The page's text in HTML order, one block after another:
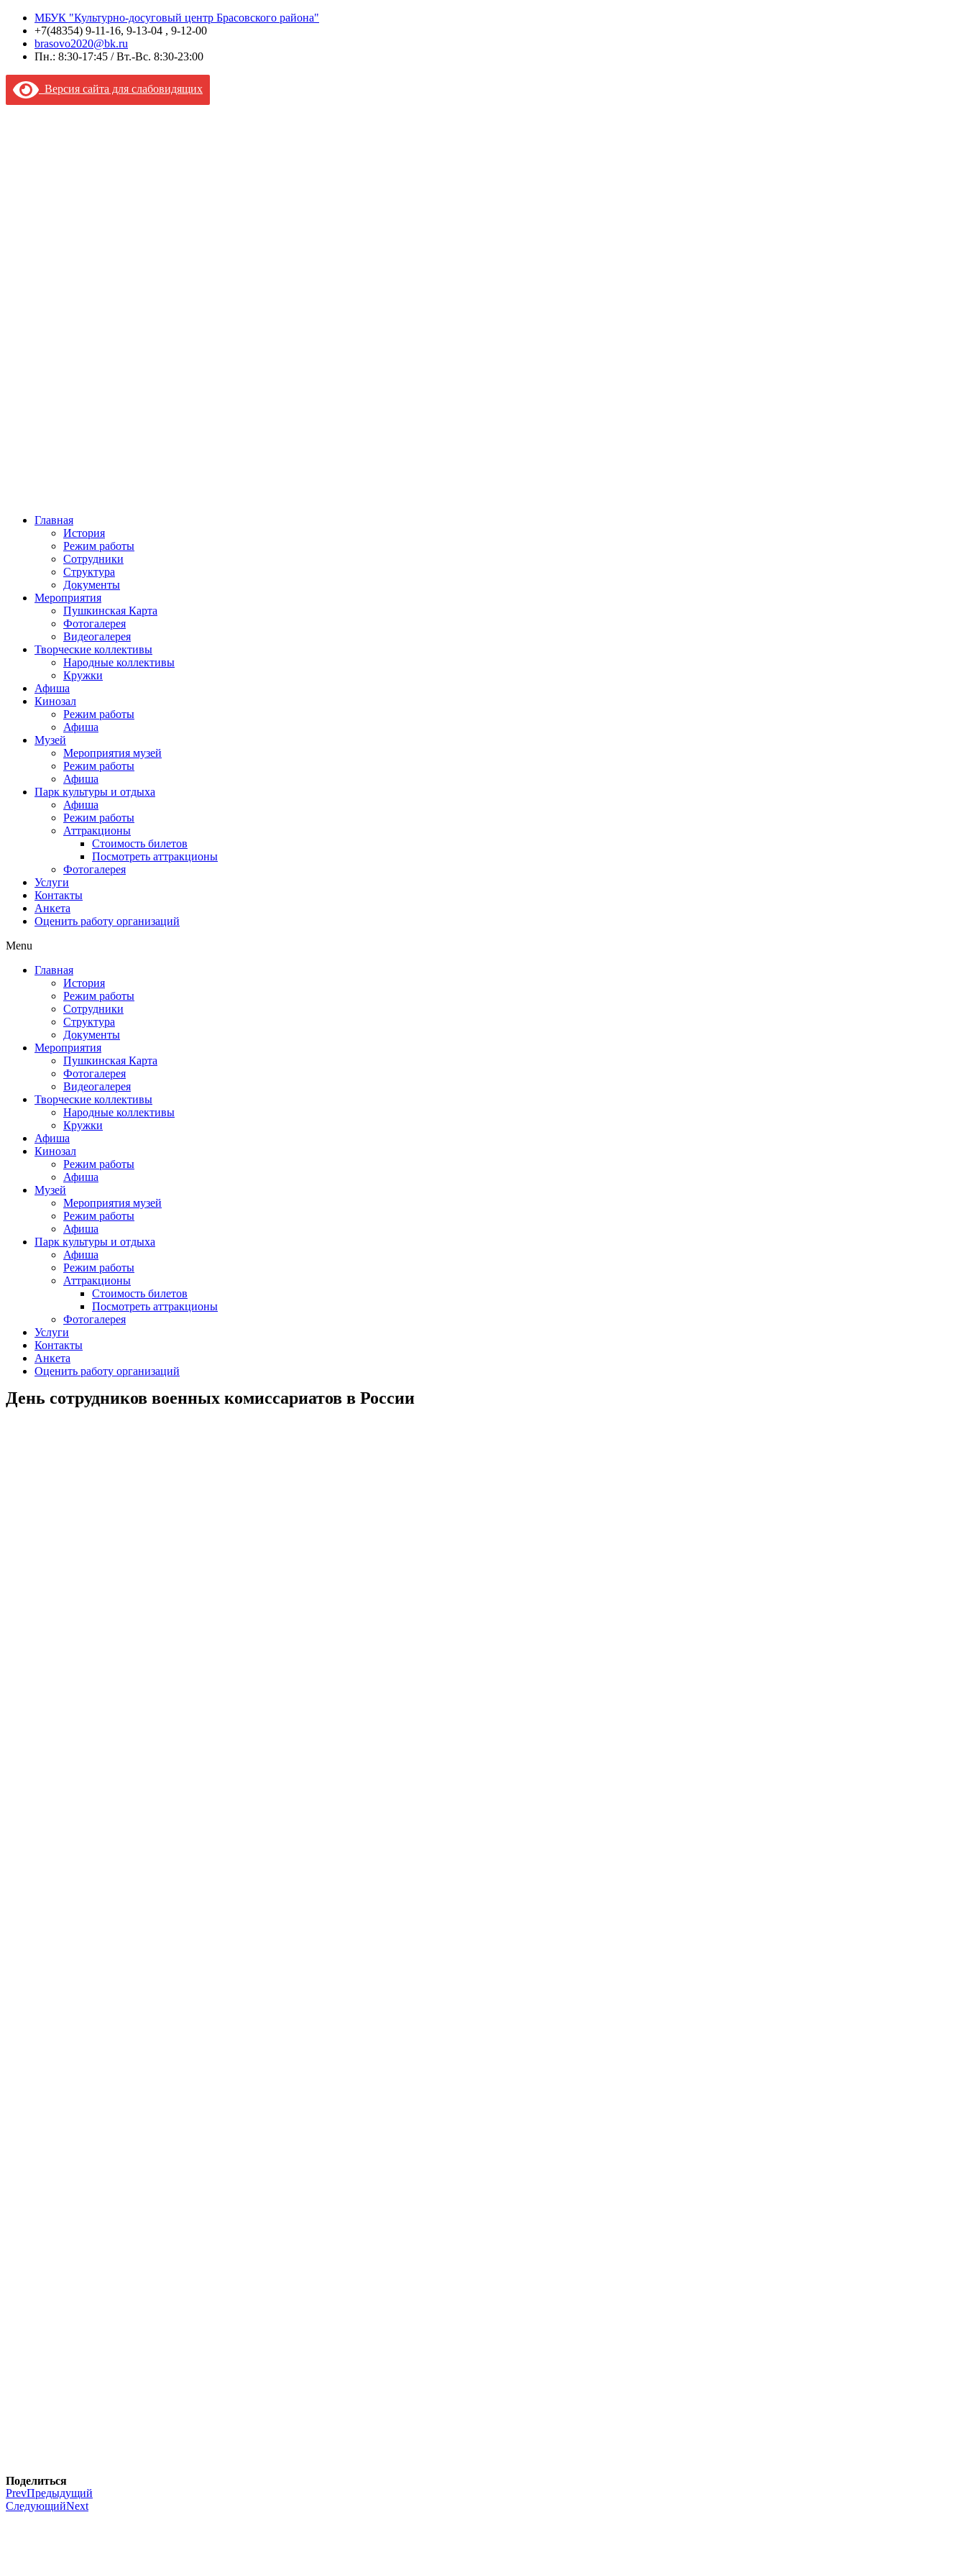
МБУК "Культурно-досуговый центр Брасовского района"
+7(48354) 9-11-16, 9-13-04 , 9-12-00
brasovo2020@bk.ru
Пн.: 8:30-17:45 / Вт.-Вс. 8:30-23:00
Версия сайта для слабовидящих
Главная
История
Режим работы
Сотрудники
Структура
Документы
Мероприятия
Пушкинская Карта
Фотогалерея
Видеогалерея
Творческие коллективы
Народные коллективы
Кружки
Афиша
Кинозал
Режим работы
Афиша
Музей
Мероприятия музей
Режим работы
Афиша
Парк культуры и отдыха
Афиша
Режим работы
Аттракционы
Стоимость билетов
Посмотреть аттракционы
Фотогалерея
Услуги
Контакты
Анкета
Оценить работу организаций
Menu
Главная
История
Режим работы
Сотрудники
Структура
Документы
Мероприятия
Пушкинская Карта
Фотогалерея
Видеогалерея
Творческие коллективы
Народные коллективы
Кружки
Афиша
Кинозал
Режим работы
Афиша
Музей
Мероприятия музей
Режим работы
Афиша
Парк культуры и отдыха
Афиша
Режим работы
Аттракционы
Стоимость билетов
Посмотреть аттракционы
Фотогалерея
Услуги
Контакты
Анкета
Оценить работу организаций
День сотрудников военных комиссариатов в России
Поделиться
PrevПредыдущий
СледующийNext